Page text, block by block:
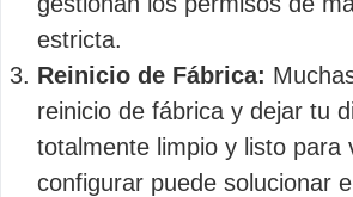
estricta.
Reinicio de Fábrica:
reinicio de fábrica y dejar tu
totalmente limpio y listo para
configurar puede solucionar